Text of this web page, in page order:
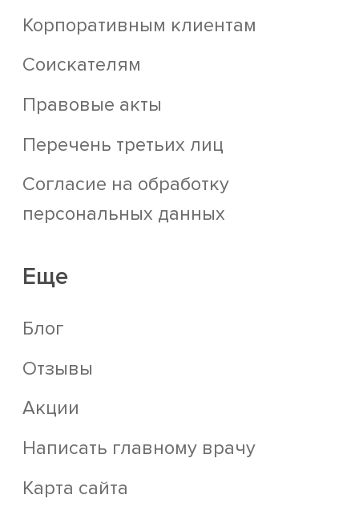
Корпоративным клиентам
Соискателям
Правовые акты
Перечень третьих лиц
Согласие на обработку
персональных данных
Еще
Блог
Отзывы
Акции
Написать главному врачу
Карта сайта